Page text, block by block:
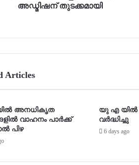
അഡ്മിഷന് തുടക്കമായി
Articles
അനധികൃത
വാഹനം പാർക്ക്
പിഴ
യു എ യിൽ
വർദ്ധിച്ചു
6 days ago